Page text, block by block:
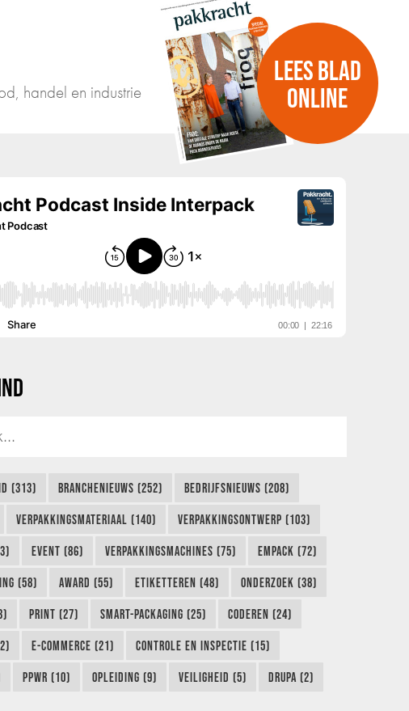
handel en industrie
LEES BLAD
ONLINE
(313) BRANCHENIEUWS (252) BEDRIJFSNIEUWS (208)
VERPAKKINGSMATERIAAL (140) VERPAKKINGSONTWERP (103)
EVENT (86) VERPAKKINGSMACHINES (75) EMPACK (72)
(58) AWARD (55) ETIKETTEREN (48) ONDERZOEK (38)
PRINT (27) SMART-PACKAGING (25) CODEREN (24)
E-COMMERCE (21) CONTROLE EN INSPECTIE (15)
PPWR (10) OPLEIDING (9) VEILIGHEID (5) DRUPA (2)